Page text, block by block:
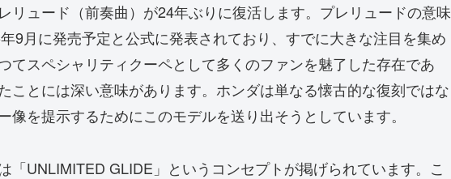
リュード（前奏曲）が24年ぶりに復活します。プレリュードの意味
9月に発売予定と公式に発表されており、すでに大きな注目を集め
てスペシャリティクーペとして多くのファンを魅了した存在であ
ことには深い意味があります。ホンダは単なる懐古的な復刻ではな
像を提示するためにこのモデルを送り出そうとしています。
「UNLIMITED GLIDE」というコンセプトが掲げられています。こ